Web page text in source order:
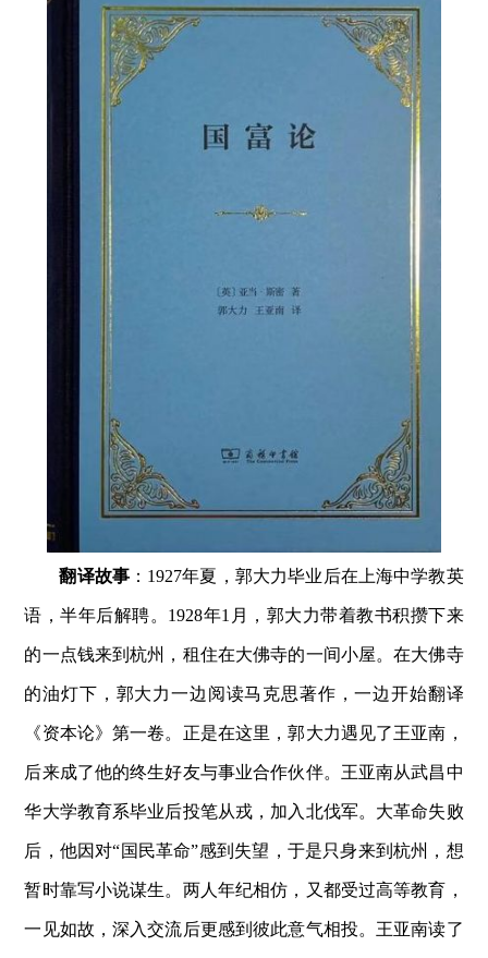
翻译故事 ： 1927年夏，郭大力毕业后在上海中学教英
语，半年后解聘。1928年1月，郭大力带着教书积攒下来
的一点钱来到杭州，租住在大佛寺的一间小屋。在大佛寺
的油灯下，郭大力一边阅读马克思著作，一边开始翻译
《资本论》第一卷。正是在这里，郭大力遇见了王亚南，
后来成了他的终生好友与事业合作伙伴。王亚南从武昌中
华大学教育系毕业后投笔从戎，加入北伐军。大革命失败
后，他因对“国民革命”感到失望，于是只身来到杭州，想
暂时靠写小说谋生。两人年纪相仿，又都受过高等教育，
一见如故，深入交流后更感到彼此意气相投。王亚南读了